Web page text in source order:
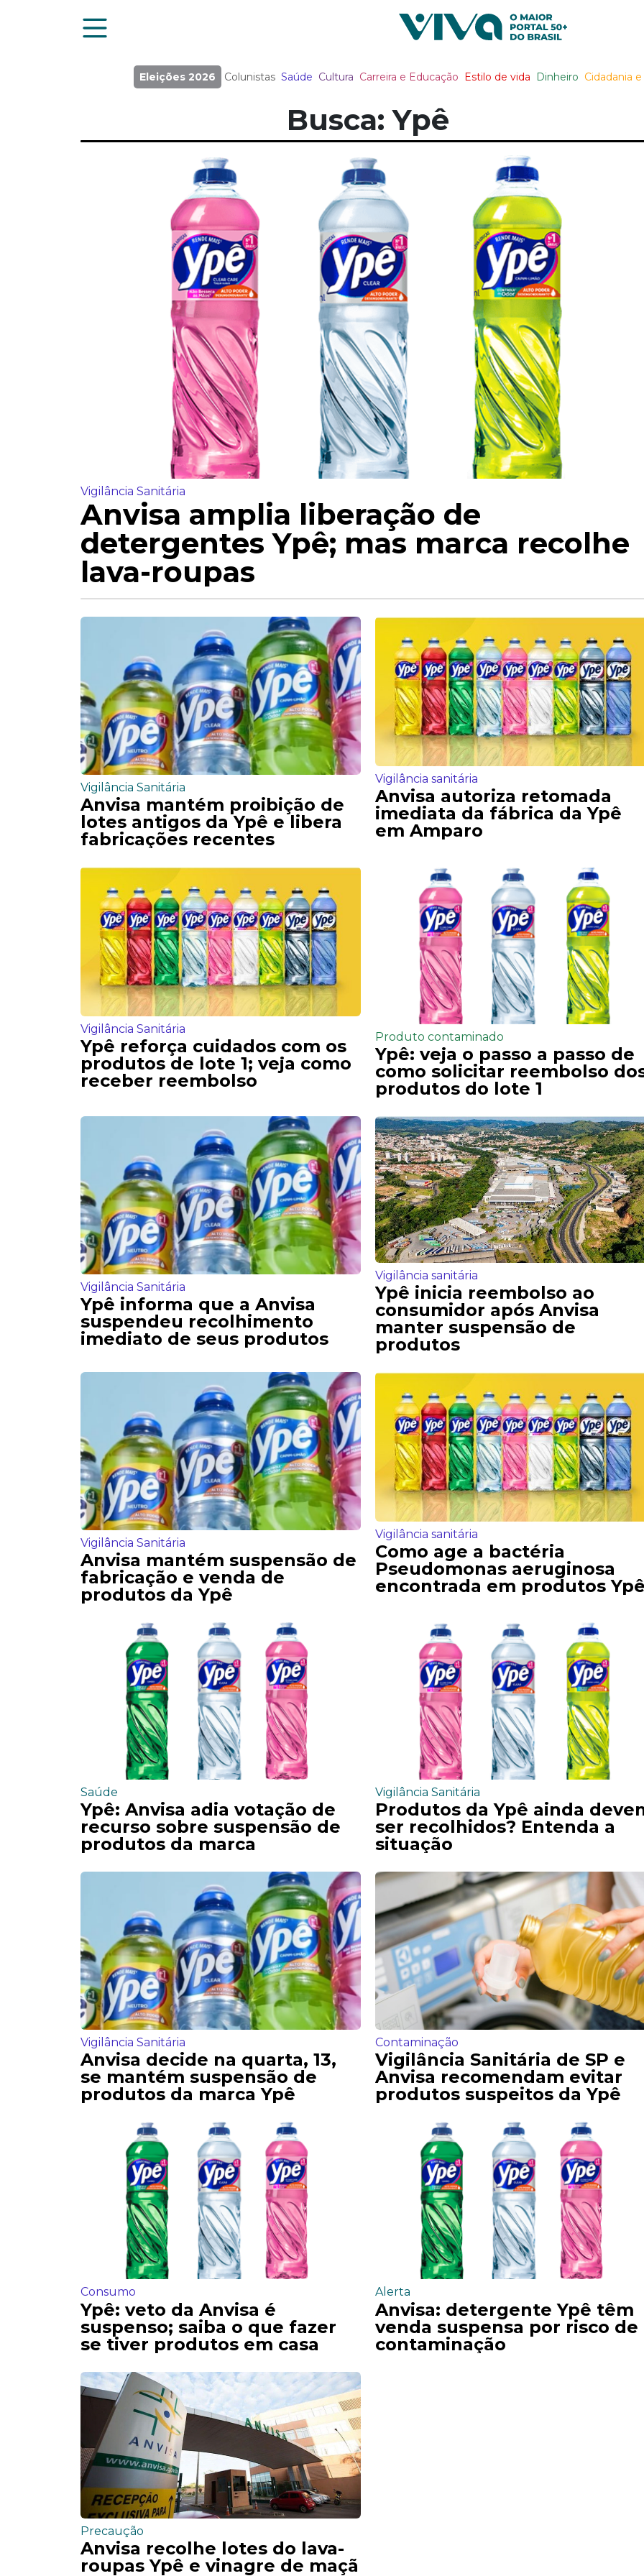
Eleições 2026 Colunistas Saúde Cultura Carreira e Educação Estilo de vida Dinheiro Cidadania
Busca: Ypê
Vigilância Sanitária
Anvisa amplia liberação de
detergentes Ypê; mas marca recolhe
lava-roupas
Vigilância Sanitária
Anvisa mantém proibição de
lotes antigos da Ypê e libera
fabricações recentes
Vigilância sanitária
Anvisa autoriza retomada
imediata da fábrica da Ypê
em Amparo
Vigilância Sanitária
Ypê reforça cuidados com os
produtos de lote 1; veja como
receber reembolso
Produto contaminado
Ypê: veja o passo a passo de
como solicitar reembolso
produtos do lote 1
Vigilância Sanitária
Ypê informa que a Anvisa
suspendeu recolhimento
imediato de seus produtos
Vigilância sanitária
Ypê inicia reembolso ao
consumidor após Anvisa
manter suspensão de
produtos
Vigilância Sanitária
Anvisa mantém suspensão de
fabricação e venda de
produtos da Ypê
Vigilância sanitária
Como age a bactéria
Pseudomonas aeruginosa
encontrada em produtos
Saúde
Ypê: Anvisa adia votação de
recurso sobre suspensão de
produtos da marca
Vigilância Sanitária
Produtos da Ypê ainda
ser recolhidos? Entenda a
situação
Vigilância Sanitária
Anvisa decide na quarta, 13,
se mantém suspensão de
produtos da marca Ypê
Contaminação
Vigilância Sanitária de SP e
Anvisa recomendam evitar
produtos suspeitos da Ypê
Consumo
Ypê: veto da Anvisa é
suspenso; saiba o que fazer
se tiver produtos em casa
Alerta
Anvisa: detergente Ypê têm
venda suspensa por risco de
contaminação
Precaução
Anvisa recolhe lotes do lava-
roupas Ypê e vinagre de maçã